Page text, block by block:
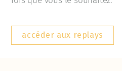
accéder aux replays